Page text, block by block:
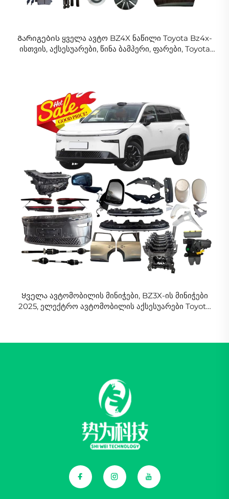
Გარიგების ყველა ავტო BZ4X ნაწილი Toyota Bz4x-
ისთვის, აქსესუარები, წინა ბამპერი, ფარები, Toyota
Ყველა ავტომობილის მინიჭები, BZ3X-ის მინიჭები
2025, ელექტრო ავტომობილის აქსესუარები Toyota